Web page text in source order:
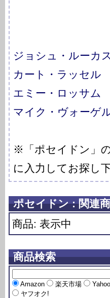
ジョシュ・ルーカス
カート・ラッセル
エミー・ロッサム
マイク・ヴォーゲ
※「ポセイドン」
に入力してお探し
ポセイドン : 関連
商品: 表示中
商品検索
Amazon 楽天市場
ヤフオク!